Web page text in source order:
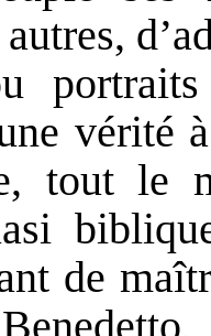
vérité
tout le
de